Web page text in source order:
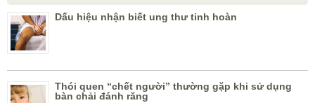
Dấu hiệu nhận biết ung thư tinh hoàn
Thói quen “chết người” thường gặp khi sử dụng
bàn chải đánh răng